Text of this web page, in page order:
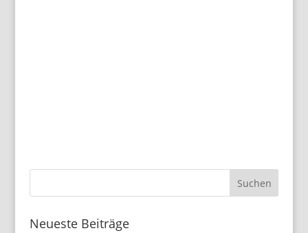
Neueste Beiträge